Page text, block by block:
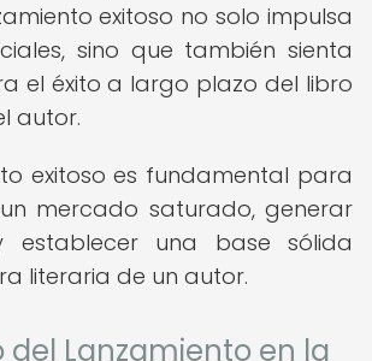
exitoso no solo impulsa
sino que también sienta
el éxito a largo plazo del libro
autor.
exitoso es fundamental para
mercado saturado, generar
establecer una base sólida
literaria de un autor.
del Lanzamiento en la